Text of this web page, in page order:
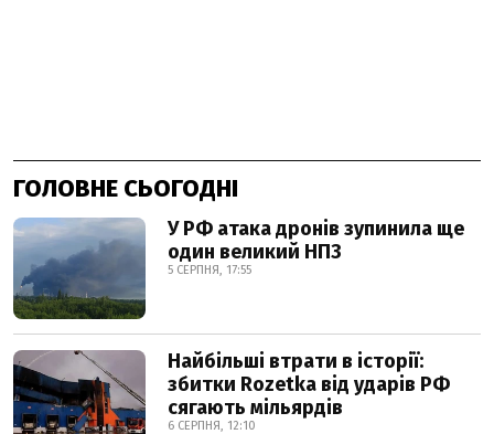
ГОЛОВНЕ СЬОГОДНІ
У РФ атака дронів зупинила ще
один великий НПЗ
5 СЕРПНЯ, 17:55
Найбільші втрати в історії:
збитки Rozetka від ударів РФ
сягають мільярдів
6 СЕРПНЯ, 12:10